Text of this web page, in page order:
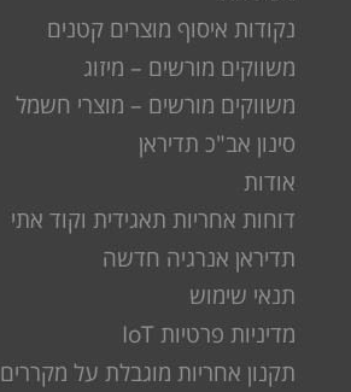
נקודות איסוף מוצרים קטנים
משווקים מורשים – מיזוג
משווקים מורשים – מוצרי חשמל
סינון אב"כ תדיראן
אודות
דוחות אחריות תאגידית וקוד אתי
תדיראן אנרגיה חדשה
תנאי שימוש
מדיניות פרטיות IoT
תקנון אחריות מוגבלת על מקררים